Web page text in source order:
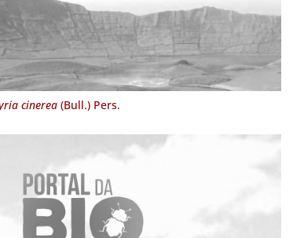
cinerea(Bull.) Pers.